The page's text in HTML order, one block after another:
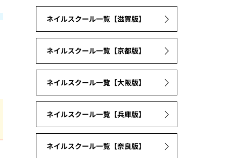
ネイルスクール一覧【滋賀版】
ネイルスクール一覧【京都版】
ネイルスクール一覧【大阪版】
ネイルスクール一覧【兵庫版】
ネイルスクール一覧【奈良版】